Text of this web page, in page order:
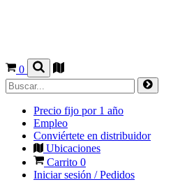
0
Precio fijo por 1 año
Empleo
Conviértete en distribuidor
Ubicaciones
Carrito 0
Iniciar sesión / Pedidos